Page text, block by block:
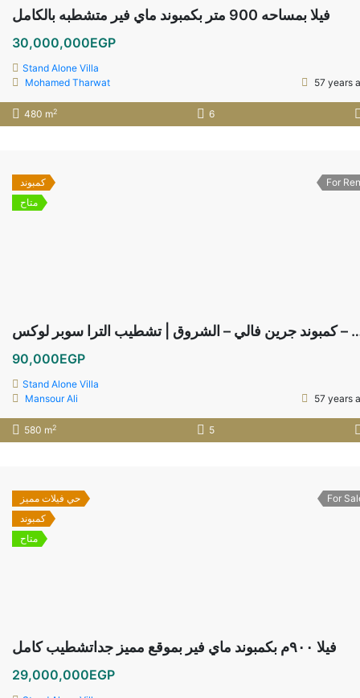
فيلا بمساحه 900 متر بكمبوند ماي فير متشطبه بالكامل
30,000,000EGP
Stand Alone Villa
Mohamed Tharwat
57 years
480 m2 6
كمبوند
متاح
For
– الشروق | تشطيب الترا سوبر لوكس
90,000EGP
Stand Alone Villa
Mansour Ali
57 years
580 m2 5
حي فيلات مميز
كمبوند
متاح
For
فيلا ٩٠٠م بكمبوند ماي فير بموقع مميز جداتشطيب كامل
29,000,000EGP